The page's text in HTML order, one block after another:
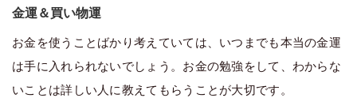
金運＆買い物運
お金を使うことばかり考えていては、いつまでも本当の金運
は手に入れられないでしょう。お金の勉強をして、わからな
いことは詳しい人に教えてもらうことが大切です。